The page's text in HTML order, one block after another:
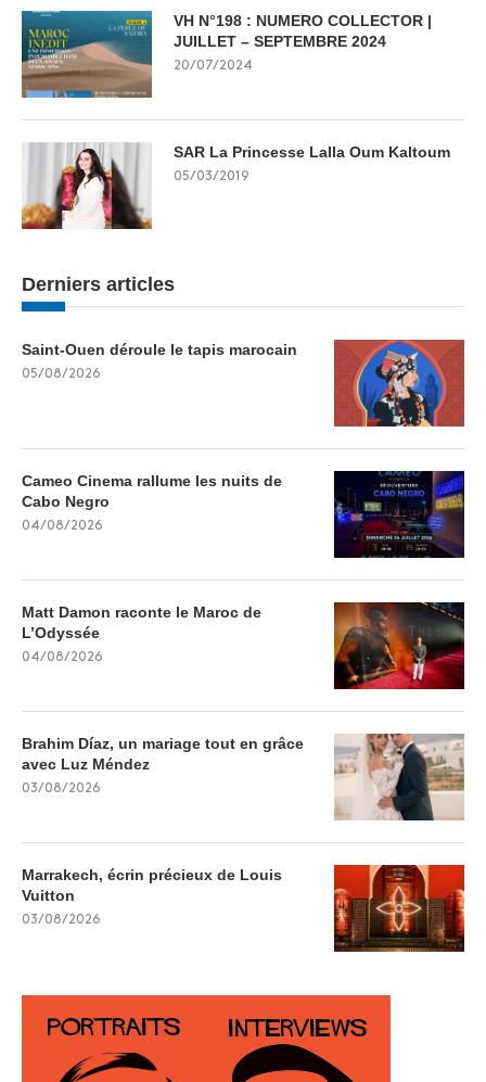
VH N°198 : NUMERO COLLECTOR |
JUILLET – SEPTEMBRE 2024
20/07/2024
SAR La Princesse Lalla Oum Kaltoum
05/03/2019
Derniers articles
Saint-Ouen déroule le tapis marocain
05/08/2026
Cameo Cinema rallume les nuits de
Cabo Negro
04/08/2026
Matt Damon raconte le Maroc de
L’Odyssée
04/08/2026
Brahim Díaz, un mariage tout en grâce
avec Luz Méndez
03/08/2026
Marrakech, écrin précieux de Louis
Vuitton
03/08/2026